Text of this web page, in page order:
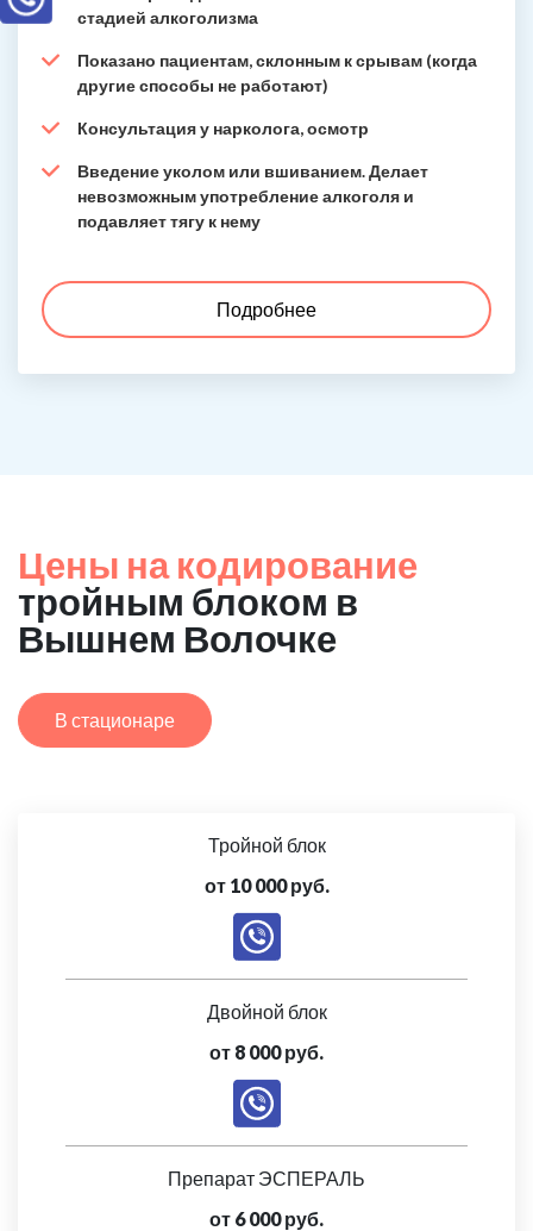
стадией алкоголизма
Показано пациентам, склонным к срывам (когда
другие способы не работают)
Консультация у нарколога, осмотр
Введение уколом или вшиванием. Делает
невозможным употребление алкоголя и
подавляет тягу к нему
Подробнее
Цены на кодирование
тройным блоком в
Вышнем Волочке
В стационаре
Тройной блок
от 10 000 руб.
Двойной блок
от 8 000 руб.
Препарат ЭСПЕРАЛЬ
от 6 000 руб.